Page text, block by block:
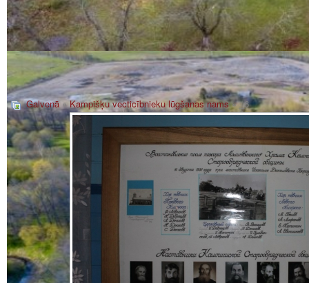
Galvenā»Kampišķu vecticībnieku lūgšanas nams» _6